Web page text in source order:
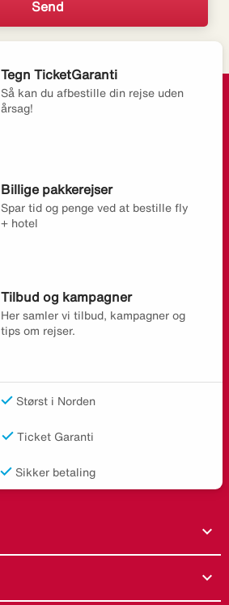
Tegn TicketGaranti
Så kan du afbestille din rejse uden
årsag!
Billige pakkerejser
Spar tid og penge ved at bestille fly
+ hotel
Tilbud og kampagner
Her samler vi tilbud, kampagner og
tips om rejser.
Størst i Norden
Ticket Garanti
Sikker betaling
expand_more
expand_more